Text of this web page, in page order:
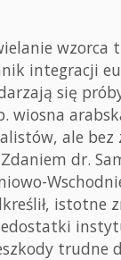
integracji
się
wiosna
ale bez
dr.
istotne
trudne